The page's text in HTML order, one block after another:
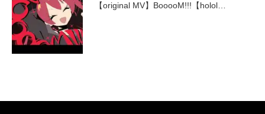
【original MV】BooooM!!!【holol…